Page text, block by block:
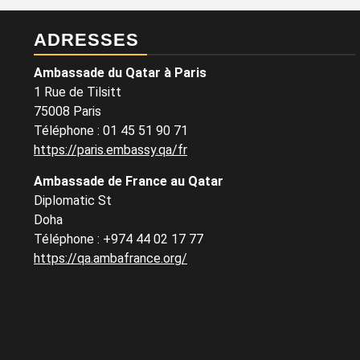
ADRESSES
Ambassade du Qatar à Paris
1 Rue de Tilsitt
75008 Paris
Téléphone : 01 45 51 90 71
https://paris.embassy.qa/fr
Ambassade de France au Qatar
Diplomatic St
Doha
Téléphone : +974 44 02 17 77
https://qa.ambafrance.org/